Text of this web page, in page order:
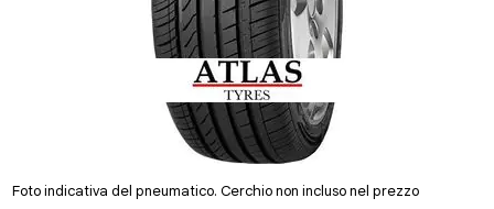
Foto indicativa del pneumatico. Cerchio non incluso nel prezzo